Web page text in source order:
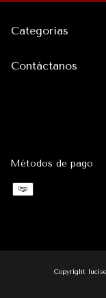
Categorías
Contáctanos
Métodos de pago
Copyright